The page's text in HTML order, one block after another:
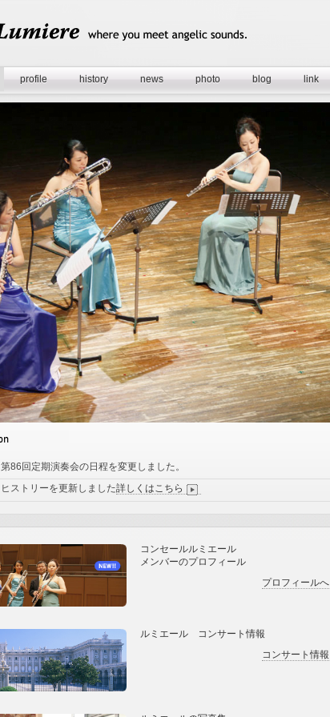
profile history news photo blog link
第86回定期演奏会の日程を変更しました。
ヒストリーを更新しました詳しくはこちら
コンセールルミエール
メンバーのプロフィール
プロフィールへ
ルミエール コンサート情報
コンサート情報